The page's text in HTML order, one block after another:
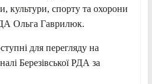
культури, спорту та охорони
Ольга Гаврилюк.
для перегляду на
Березівської РДА за